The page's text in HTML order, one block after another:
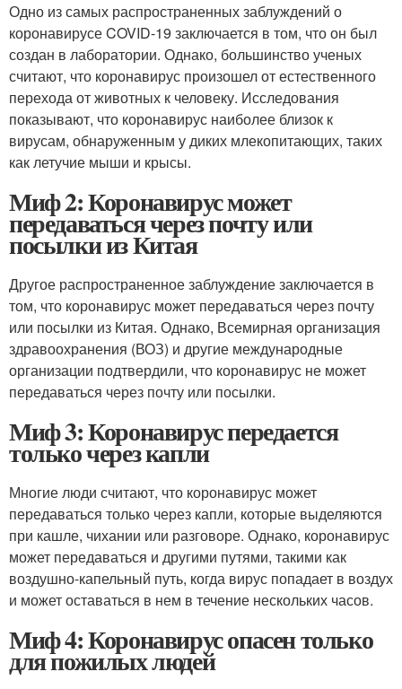
Одно из самых распространенных заблуждений о
коронавирусе COVID-19 заключается в том, что он был
создан в лаборатории. Однако, большинство ученых
считают, что коронавирус произошел от естественного
перехода от животных к человеку. Исследования
показывают, что коронавирус наиболее близок к
вирусам, обнаруженным у диких млекопитающих, таких
как летучие мыши и крысы.
Миф 2: Коронавирус может
передаваться через почту или
посылки из Китая
Другое распространенное заблуждение заключается в
том, что коронавирус может передаваться через почту
или посылки из Китая. Однако, Всемирная организация
здравоохранения (ВОЗ) и другие международные
организации подтвердили, что коронавирус не может
передаваться через почту или посылки.
Миф 3: Коронавирус передается
только через капли
Многие люди считают, что коронавирус может
передаваться только через капли, которые выделяются
при кашле, чихании или разговоре. Однако, коронавирус
может передаваться и другими путями, такими как
воздушно-капельный путь, когда вирус попадает в воздух
и может оставаться в нем в течение нескольких часов.
Миф 4: Коронавирус опасен только
для пожилых людей